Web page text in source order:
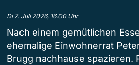
Di 7. Juli 2026, 16.00 Uhr
Nach einem gemütlichen
ehemalige Einwohnerrat
Brugg nachhause spazieren.